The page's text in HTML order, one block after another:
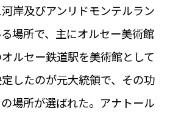
ビア
#データで読み解くフランス
#アプリ
#いざという時に
#サステナブル
ピ #ビューティー
#コスメ
スの地方 #フロマージュ
#おでかけ
岸及びアンリドモンテルラン
場所で、主にオルセー美術館
ルセー鉄道駅を美術館として
したのが元大統領で、その功
場所が選ばれた。アナトール